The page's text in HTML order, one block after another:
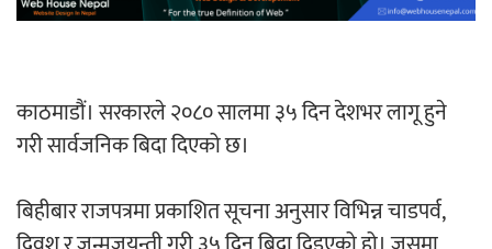
‘ईयुमा डट कम’ले बुधबारदेखि आफ्नो
काठमाडौं। सरकारले २०८० सालमा ३५ दिन देशभर लागू हुने
गरी सार्वजनिक बिदा दिएको छ।
बिहीबार राजपत्रमा प्रकाशित सूचना अनुसार विभिन्न चाडपर्व,